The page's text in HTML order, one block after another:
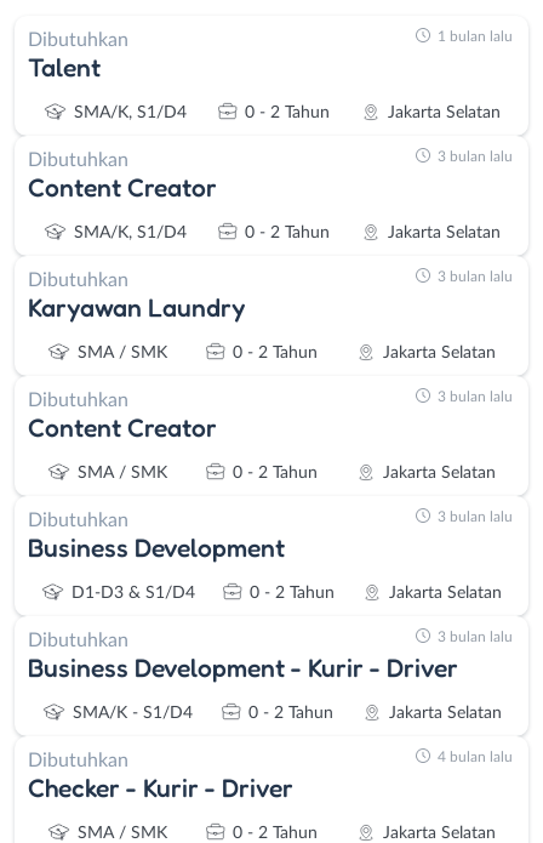
Dibutuhkan
Talent
SMA/K, S1/D4 0 - 2 Tahun Jakarta Selatan
1 bulan lalu
Dibutuhkan
Content Creator
SMA/K, S1/D4 0 - 2 Tahun Jakarta Selatan
3 bulan lalu
Dibutuhkan
Karyawan Laundry
SMA / SMK 0 - 2 Tahun Jakarta Selatan
3 bulan lalu
Dibutuhkan
Content Creator
SMA / SMK 0 - 2 Tahun Jakarta Selatan
3 bulan lalu
Dibutuhkan
Business Development
D1-D3 & S1/D4 0 - 2 Tahun Jakarta Selatan
3 bulan lalu
Dibutuhkan
Business Development - Kurir - Driver
SMA/K - S1/D4 0 - 2 Tahun Jakarta Selatan
3 bulan lalu
Dibutuhkan
Checker - Kurir - Driver
SMA / SMK 0 - 2 Tahun Jakarta Selatan
4 bulan lalu